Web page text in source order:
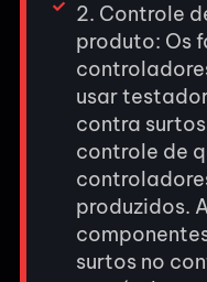
2. Controle
produto: Os
usar
contra
controle de
produzidos.
surtos no